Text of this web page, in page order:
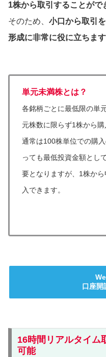
1株から取引することがで
そのため、 小口から取引
形成に非常に役に立ちます
単元未満株とは？
各銘柄ごとに最低限の単
元株数に限らず1株から購
通常は100株単位での購
っても最低投資金額とし
要となりますが、1株か
入できます。
口座開
16時間リアルタイム
可能